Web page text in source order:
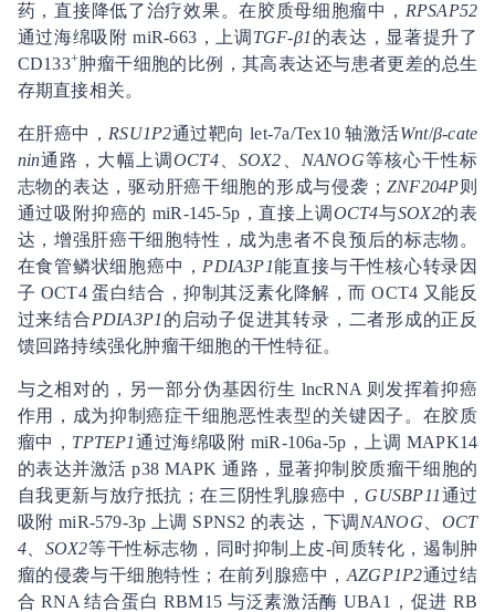
药，直接降低了治疗效果。在胶质母细胞瘤中， RPSAP52
通过海绵吸附 miR-663，上调 TGF-β1 的表达，显著提升了
CD133+ 肿瘤干细胞的比例，其高表达还与患者更差的总生
存期直接相关。
在肝癌中， RSU1P2通过靶向 let-7a/Tex10 轴激活Wnt/β-cate
nin通路，大幅上调OCT4、 SOX2 NANOG等核心干性标
志物的表达，驱动肝癌干细胞的形成与侵袭； ZNF204P则
通过吸附抑癌的 miR-145-5p，直接上调OCT4与SOX2的表
达，增强肝癌干细胞特性，成为患者不良预后的标志物。
在食管鳞状细胞癌中， PDIA3P1能直接与干性核心转录因
子 OCT4 蛋白结合，抑制其泛素化降解，而 OCT4 又能反
过来结合PDIA3P1 的启动子促进其转录，二者形成的正反
馈回路持续强化肿瘤干细胞的干性特征。
与之相对的，另一部分伪基因衍生 lncRNA 则发挥着抑癌
作用，成为抑制癌症干细胞恶性表型的关键因子。在胶质
瘤中， TPTEP1通过海绵吸附 miR-106a-5p，上调 MAPK14
的表达并激活 p38 MAPK 通路，显著抑制胶质瘤干细胞的
自我更新与放疗抵抗；在三阴性乳腺癌中， GUSBP11通过
吸附 miR-579-3p 上调 SPNS2 的表达，下调 NANOG
OCT
4、 SOX2等干性标志物，同时抑制上皮-间质转化，遏制肿
瘤的侵袭与干细胞特性；在前列腺癌中， AZGP1P2通过结
合 RNA 结合蛋白 RBM15 与泛素激活酶 UBA1，促进 RB